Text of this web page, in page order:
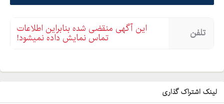
تلفن این آگهی منقضی شده بنابراین اطلاعات
تماس نمایش داده نمیشود!
لینک اشتراک گذاری